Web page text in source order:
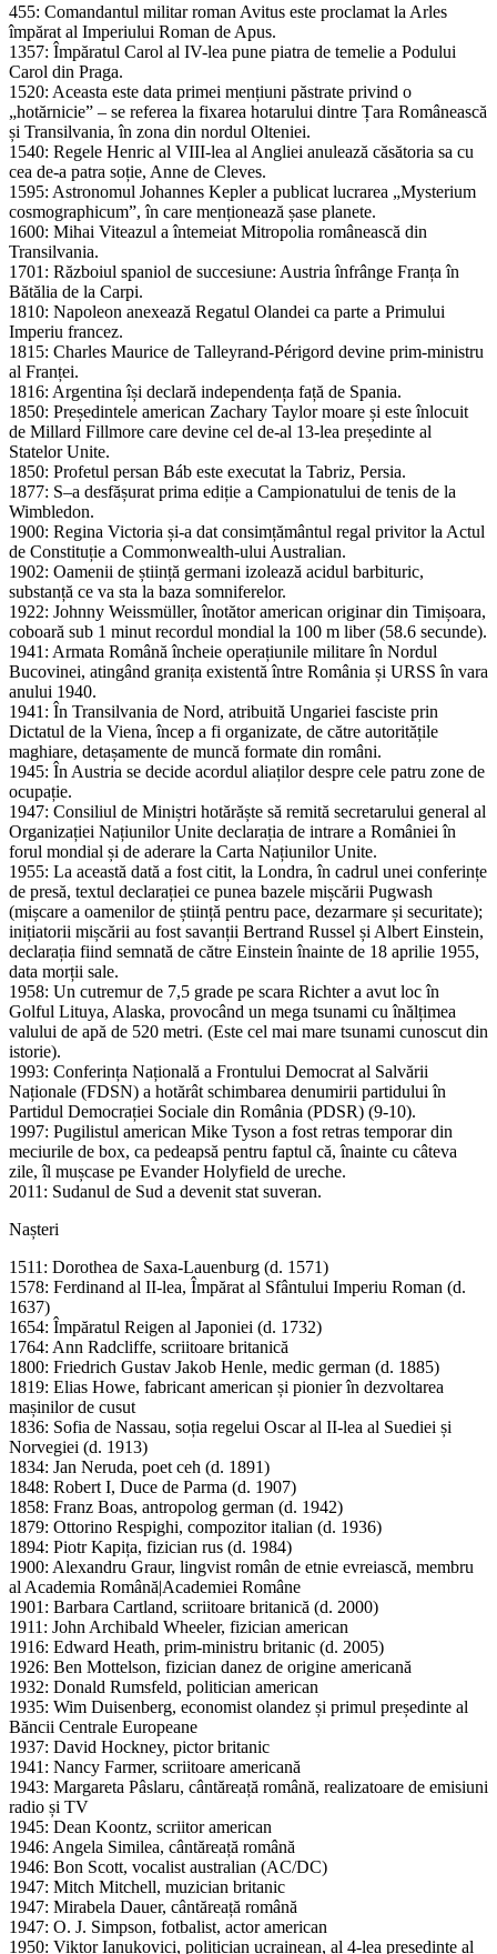
455: Comandantul militar roman Avitus este proclamat la Arles
împărat al Imperiului Roman de Apus.
1357: Împăratul Carol al IV-lea pune piatra de temelie a Podului
Carol din Praga.
1520: Aceasta este data primei mențiuni păstrate privind o
„hotărnicie” – se referea la fixarea hotarului dintre Țara Românească
și Transilvania, în zona din nordul Olteniei.
1540: Regele Henric al VIII-lea al Angliei anulează căsătoria sa cu
cea de-a patra soție, Anne de Cleves.
1595: Astronomul Johannes Kepler a publicat lucrarea „Mysterium
cosmographicum”, în care menționează șase planete.
1600: Mihai Viteazul a întemeiat Mitropolia românească din
Transilvania.
1701: Războiul spaniol de succesiune: Austria înfrânge Franța în
Bătălia de la Carpi.
1810: Napoleon anexează Regatul Olandei ca parte a Primului
Imperiu francez.
1815: Charles Maurice de Talleyrand-Périgord devine prim-ministru
al Franței.
1816: Argentina își declară independența față de Spania.
1850: Președintele american Zachary Taylor moare și este înlocuit
de Millard Fillmore care devine cel de-al 13-lea președinte al
Statelor Unite.
1850: Profetul persan Báb este executat la Tabriz, Persia.
1877: S–a desfășurat prima ediție a Campionatului de tenis de la
Wimbledon.
1900: Regina Victoria și-a dat consimțământul regal privitor la Actul
de Constituție a Commonwealth-ului Australian.
1902: Oamenii de știință germani izolează acidul barbituric,
substanță ce va sta la baza somniferelor.
1922: Johnny Weissmüller, înotător american originar din Timișoara,
coboară sub 1 minut recordul mondial la 100 m liber (58.6 secunde).
1941: Armata Română încheie operațiunile militare în Nordul
Bucovinei, atingând granița existentă între România și URSS în vara
anului 1940.
1941: În Transilvania de Nord, atribuită Ungariei fasciste prin
Dictatul de la Viena, încep a fi organizate, de către autoritățile
maghiare, detașamente de muncă formate din români.
1945: În Austria se decide acordul aliaților despre cele patru zone de
ocupație.
1947: Consiliul de Miniștri hotărăște să remită secretarului general al
Organizației Națiunilor Unite declarația de intrare a României în
forul mondial și de aderare la Carta Națiunilor Unite.
1955: La această dată a fost citit, la Londra, în cadrul unei conferințe
de presă, textul declarației ce punea bazele mișcării Pugwash
(mișcare a oamenilor de știință pentru pace, dezarmare și securitate);
inițiatorii mișcării au fost savanții Bertrand Russel și Albert Einstein,
declarația fiind semnată de către Einstein înainte de 18 aprilie 1955,
data morții sale.
1958: Un cutremur de 7,5 grade pe scara Richter a avut loc în
Golful Lituya, Alaska, provocând un mega tsunami cu înălțimea
valului de apă de 520 metri. (Este cel mai mare tsunami cunoscut din
istorie).
1993: Conferința Națională a Frontului Democrat al Salvării
Naționale (FDSN) a hotărât schimbarea denumirii partidului în
Partidul Democrației Sociale din România (PDSR) (9-10).
1997: Pugilistul american Mike Tyson a fost retras temporar din
meciurile de box, ca pedeapsă pentru faptul că, înainte cu câteva
zile, îl mușcase pe Evander Holyfield de ureche.
2011: Sudanul de Sud a devenit stat suveran.
Nașteri
1511: Dorothea de Saxa-Lauenburg (d. 1571)
1578: Ferdinand al II-lea, Împărat al Sfântului Imperiu Roman (d.
1637)
1654: Împăratul Reigen al Japoniei (d. 1732)
1764: Ann Radcliffe, scriitoare britanică
1800: Friedrich Gustav Jakob Henle, medic german (d. 1885)
1819: Elias Howe, fabricant american și pionier în dezvoltarea
mașinilor de cusut
1836: Sofia de Nassau, soția regelui Oscar al II-lea al Suediei și
Norvegiei (d. 1913)
1834: Jan Neruda, poet ceh (d. 1891)
1848: Robert I, Duce de Parma (d. 1907)
1858: Franz Boas, antropolog german (d. 1942)
1879: Ottorino Respighi, compozitor italian (d. 1936)
1894: Piotr Kapița, fizician rus (d. 1984)
1900: Alexandru Graur, lingvist român de etnie evreiască, membru
al Academia Română|Academiei Române
1901: Barbara Cartland, scriitoare britanică (d. 2000)
1911: John Archibald Wheeler, fizician american
1916: Edward Heath, prim-ministru britanic (d. 2005)
1926: Ben Mottelson, fizician danez de origine americană
1932: Donald Rumsfeld, politician american
1935: Wim Duisenberg, economist olandez și primul președinte al
Băncii Centrale Europeane
1937: David Hockney, pictor britanic
1941: Nancy Farmer, scriitoare americană
1943: Margareta Pâslaru, cântăreață română, realizatoare de emisiuni
radio și TV
1945: Dean Koontz, scriitor american
1946: Angela Similea, cântăreață română
1946: Bon Scott, vocalist australian (AC/DC)
1947: Mitch Mitchell, muzician britanic
1947: Mirabela Dauer, cântăreață română
1947: O. J. Simpson, fotbalist, actor american
1950: Viktor Ianukovici, politician ucrainean, al 4-lea președinte al